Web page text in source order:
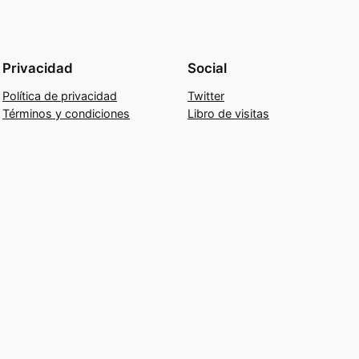
Privacidad
Política de privacidad
Términos y condiciones
Social
Twitter
Libro de visitas